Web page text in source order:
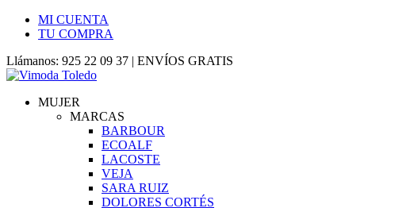
MI CUENTA
TU COMPRA
Llámanos: 925 22 09 37 | ENVÍOS GRATIS
MUJER
MARCAS
BARBOUR
ECOALF
LACOSTE
VEJA
SARA RUIZ
DOLORES CORTÉS